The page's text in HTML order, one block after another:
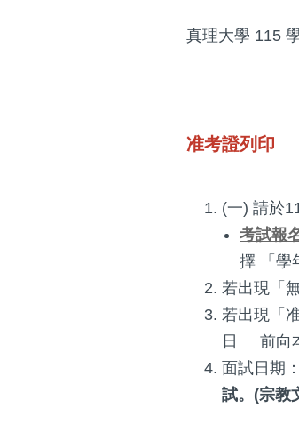
真理大學 115
准考證列印
(一) 請於
考試報
擇 「學
若出現「
若出現「
日 前向本
面試日期
試。 (宗教